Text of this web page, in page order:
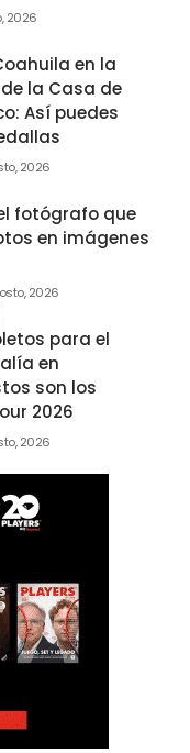
2026
en la
la Casa de
Así puedes
2026
fotógrafo que
en imágenes
2026
para el
en
son los
2026
2026